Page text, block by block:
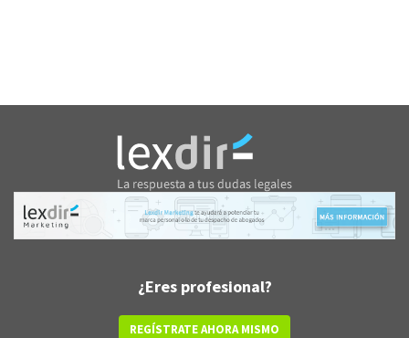
¿Eres profesional?
REGÍSTRATE AHORA MISMO